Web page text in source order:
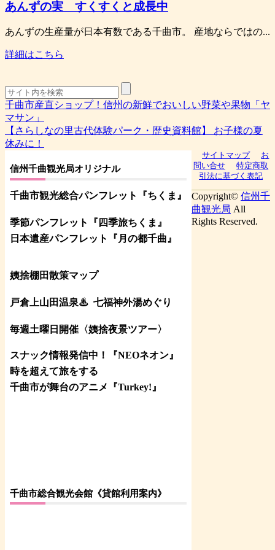
あんずの実 すくすくと成長中
あんずの生産量が日本有数である千曲市。 産地ならではの...
詳細はこちら
千曲市産直ショップ！信州の新鮮でおいしい野菜や果物「ヤ
マサン」
【さらしなの里古代体験パーク・歴史資料館】 お子様の夏
休みに！
信州千曲観光局オリジナル
千曲市観光総合パンフレット 『ちくま 』
季節パンフレット『四季旅ちくま』
日本遺産パンフレット
『月の都千曲 』
姨捨棚田散策マップ
戸倉上山田温泉♨ 七福神外湯めぐり
毎週土曜日開催〈姨捨夜景ツアー〉
スナック情報発信中！『NEOネオン』
時を超えて旅をする
千曲市が舞台のアニメ『Turkey!』
千曲市総合観光会館《貸館利用案内》
サイトマップ
お
問い合せ
特定商取
引法に基づく表記
Copyright© 信州千
曲観光局 All
Rights Reserved.